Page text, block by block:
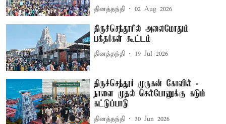
தினத்தந்தி 02 Aug 2026
திருச்செந்தூரில் அலைமோதும்
பக்தர்கள் கூட்டம்
தினத்தந்தி 19 Jul 2026
திருச்செந்தூர் முருகன் கோவில் -
நாளை முதல் செல்போனுக்கு கடும்
கட்டுப்பாடு
தினத்தந்தி 30 Jun 2026